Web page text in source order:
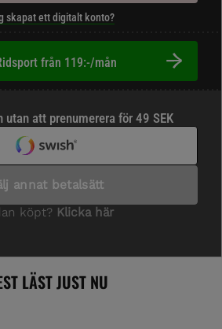
skapat ett digitalt konto?
från 119:-/mån
LÄST JUST NU